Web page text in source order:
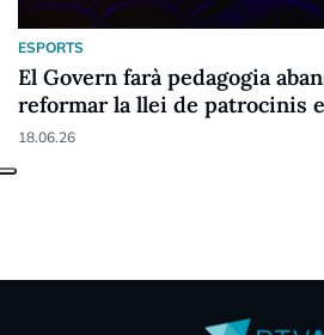
ESPORTS
El Govern farà pedagogia
reformar la llei de patrocinis
18.06.26